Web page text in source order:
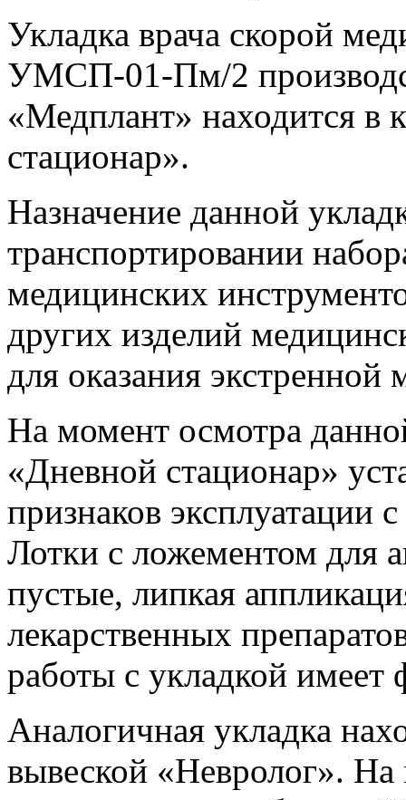
Укладка врача скорой
УМСП-01-Пм/2
«Медплант» находится в
стационар».
Назначение данной
транспортировании
медицинских
других изделий
для оказания
На момент осмотра
«Дневной стационар»
признаков эксплуатации
Лотки с ложементом для
пустые, липкая
лекарственных
работы с укладкой
Аналогичная укладка
вывеской «Невролог».